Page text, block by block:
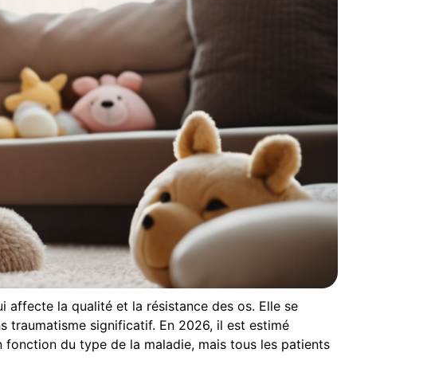
la qualité et la résistance des os. Elle se
traumatisme significatif. En 2026, il est estimé
fonction du type de la maladie, mais tous les patients